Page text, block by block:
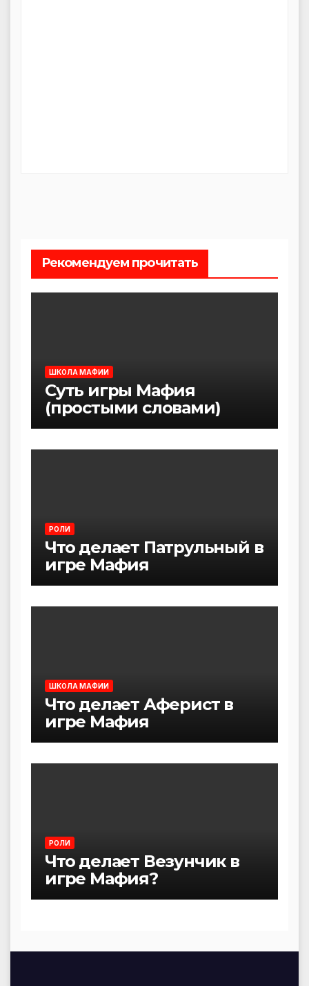
Рекомендуем прочитать
ШКОЛА МАФИИ
Суть игры Мафия
(простыми словами)
РОЛИ
Что делает Патрульный в
игре Мафия
ШКОЛА МАФИИ
Что делает Аферист в
игре Мафия
РОЛИ
Что делает Везунчик в
игре Мафия?